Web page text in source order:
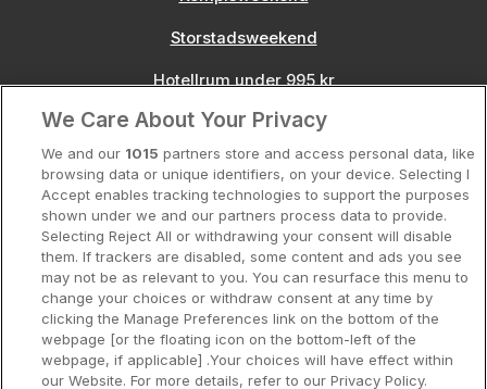
Storstadsweekend
Hotellrum under 995 kr
Spahotell
Sydsverige
Om Hotellpremien
Nya hotell
Stadsweekend
We Care About Your Privacy
We and our 1015 partners store and access personal data, like
browsing data or unique identifiers, on your device. Selecting I
Accept enables tracking technologies to support the purposes
shown under we and our partners process data to provide.
Selecting Reject All or withdrawing your consent will disable
them. If trackers are disabled, some content and ads you see
may not be as relevant to you. You can resurface this menu to
change your choices or withdraw consent at any time by
clicking the Manage Preferences link on the bottom of the
webpage [or the floating icon on the bottom-left of the
webpage, if applicable] .Your choices will have effect within
our Website. For more details, refer to our Privacy Policy.